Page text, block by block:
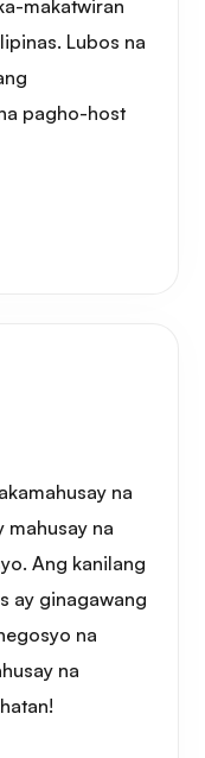
makatwiran
Lubos na
pagho-host
na
mahusay na
Ang kanilang
ay ginagawang
na
na